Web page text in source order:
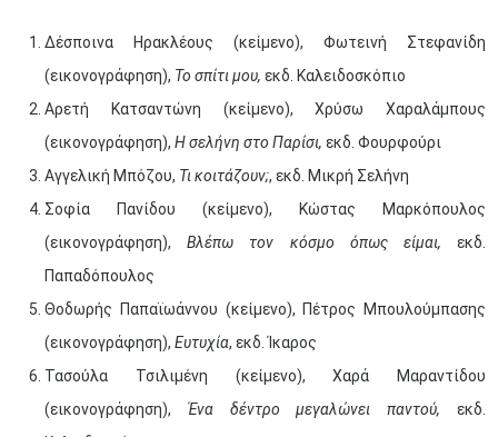
Δέσποινα Ηρακλέους (κείμενο), Φωτεινή Στεφανίδη
(εικονογράφηση), Το σπίτι μου, εκδ. Καλειδοσκόπιο
Αρετή Κατσαντώνη (κείμενο), Χρύσω Χαραλάμπους
(εικονογράφηση), Η σελήνη στο Παρίσι, εκδ. Φουρφούρι
Αγγελική Μπόζου, Τι κοιτάζουν;, εκδ. Μικρή Σελήνη
Σοφία Πανίδου (κείμενο), Κώστας Μαρκόπουλος
(εικονογράφηση),Βλέπω τον κόσμο όπως είμαι, εκδ.
Παπαδόπουλος
Θοδωρής Παπαϊωάννου (κείμενο), Πέτρος Μπουλούμπασης
(εικονογράφηση), Ευτυχία, εκδ. Ίκαρος
Τασούλα Τσιλιμένη (κείμενο), Χαρά Μαραντίδου
(εικονογράφηση), Ένα δέντρο μεγαλώνει παντού, εκδ.